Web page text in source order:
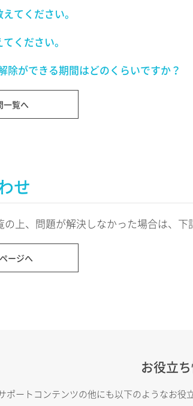
てください。
ください。
除ができる期間はどのくらいですか？
一覧へ
せ
上、問題が解決しなかった場合は、下
ージへ
お役立
ポートコンテンツの他にも以下のようなお役